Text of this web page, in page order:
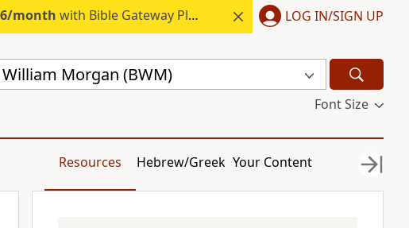
month with Bible Gateway Plus. LOG IN/SIGN UP
Morgan (BWM)
Font Size
Resources Hebrew/Greek Your Content